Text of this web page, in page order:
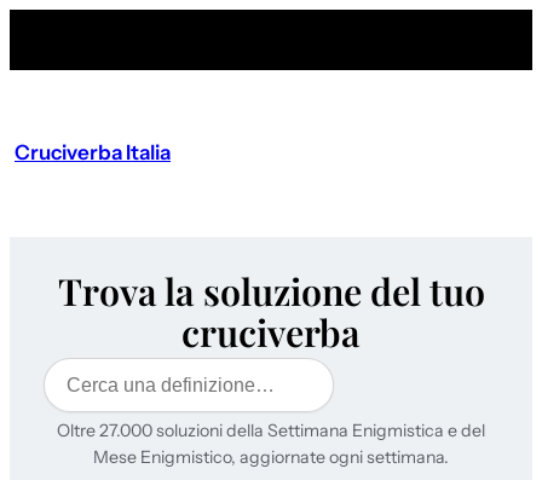
Cruciverba Italia
Trova la soluzione del tuo
cruciverba
Cerca
Oltre 27.000 soluzioni della Settimana Enigmistica e del
Mese Enigmistico, aggiornate ogni settimana.